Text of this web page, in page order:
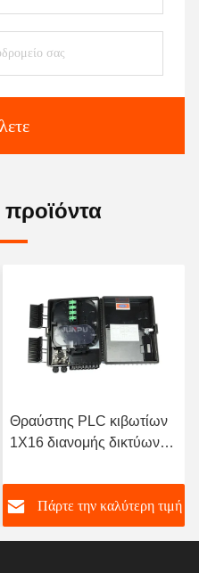
24 κιβώτιο τοίχων
οπτικών ινών πυρήνων,
ινών ODF με τον
προσαρμοστή Sc
Πάρτε την καλύτερη τιμή